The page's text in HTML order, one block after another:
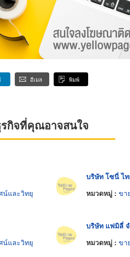
อีเมล พิมพ์
กิจที่คุณอาจสนใจ
น์และวิทยุ
บริษัท โซนี่ ไ
หมวดหมู่ : ขา
น์และวิทยุ
บริษัท แฟมิลี่
หมวดหมู่ : ขา